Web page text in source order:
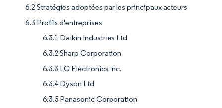
6.2 Stratégies adoptées par les principaux acteurs
6.3 Profils d'entreprises
6.3.1 Daikin Industries Ltd
6.3.2 Sharp Corporation
6.3.3 LG Electronics Inc.
6.3.4 Dyson Ltd
6.3.5 Panasonic Corporation